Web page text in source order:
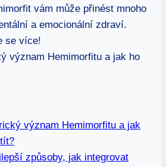
vám může přinést mnoho
a emocionální zdraví.
se více!
význam Hemimorfitu a jak
způsoby, jak integrovat